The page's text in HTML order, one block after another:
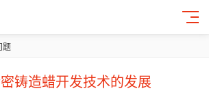
题
铸造蜡开发技术的发展